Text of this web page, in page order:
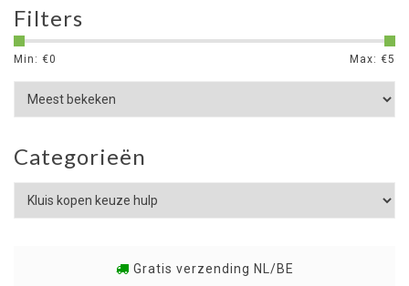
Filters
Min: €0 Max: €5
Categorieën
Gratis verzending NL/BE